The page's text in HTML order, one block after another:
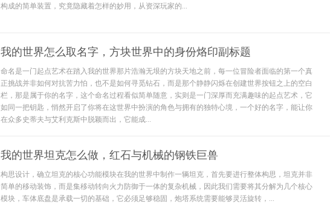
构成的简单装置，究竟隐藏着怎样的妙用，从资深玩家的...
我的世界怎么取名字，方块世界中的身份烙印副标题
命名是一门起点艺术在踏入我的世界那片浩瀚无垠的方块天地之前，每一位冒险者面临的第一个真
正挑战并非如何对抗苦力怕，也不是如何寻觅钻石，而是那个静静闪烁在创建世界按钮之上的空白
栏，那是属于你的名字，这个命名过程看似简单随意，实则是一门深厚而充满趣味的起点艺术，它
如同一把钥匙，悄然开启了你将在这世界中扮演的角色与拥有的独特心境，一个好的名字，能让你
在众多史蒂夫与艾利克斯中脱颖而出，它能成...
我的世界坦克怎么做，红石与机械的钢铁巨兽
构思设计，确立坦克的核心功能模块在我的世界中制作一辆坦克，首先要进行整体构思，坦克并非
简单的移动装饰，而是集移动转向火力防御于一体的复杂机械，因此我们需要将其分解为几个核心
模块，车体底盘是承载一切的基础，它必须足够稳固，炮塔系统需要能够灵活旋转，...